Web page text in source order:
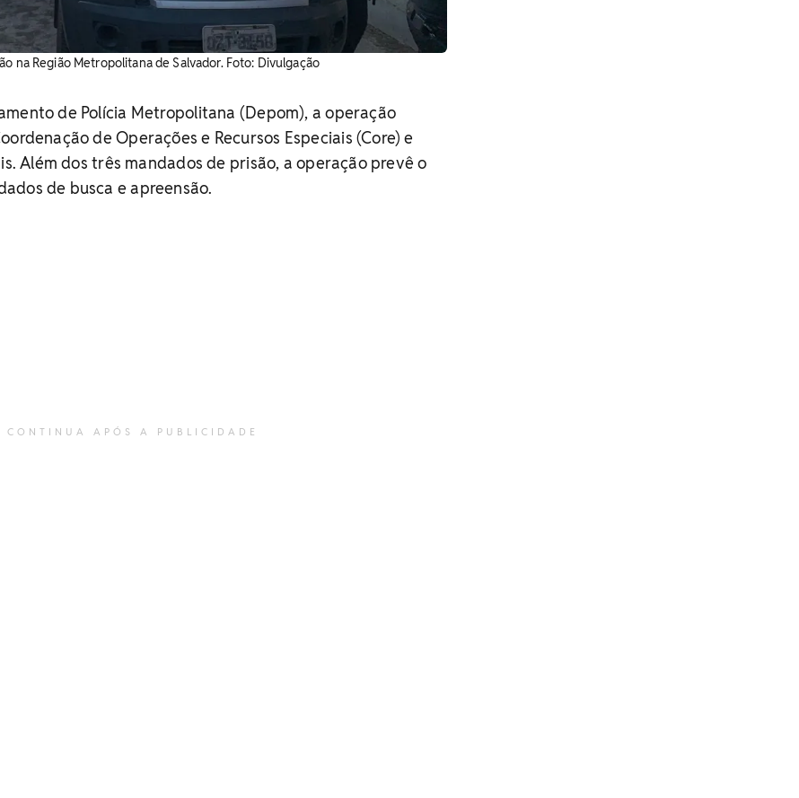
na Região Metropolitana de Salvador. Foto: Divulgação
de Polícia Metropolitana (Depom), a operação
de Operações e Recursos Especiais (Core) e
Além dos três mandados de prisão, a operação prevê o
de busca e apreensão.
CONTINUA APÓS A PUBLICIDADE